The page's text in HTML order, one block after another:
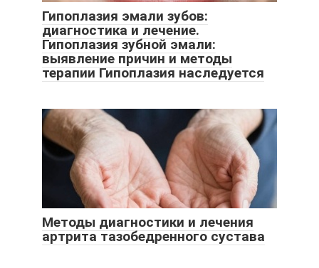
Гипоплазия эмали зубов:
диагностика и лечение.
Гипоплазия зубной эмали:
выявление причин и методы
терапии Гипоплазия наследуется
Методы диагностики и лечения
артрита тазобедренного сустава